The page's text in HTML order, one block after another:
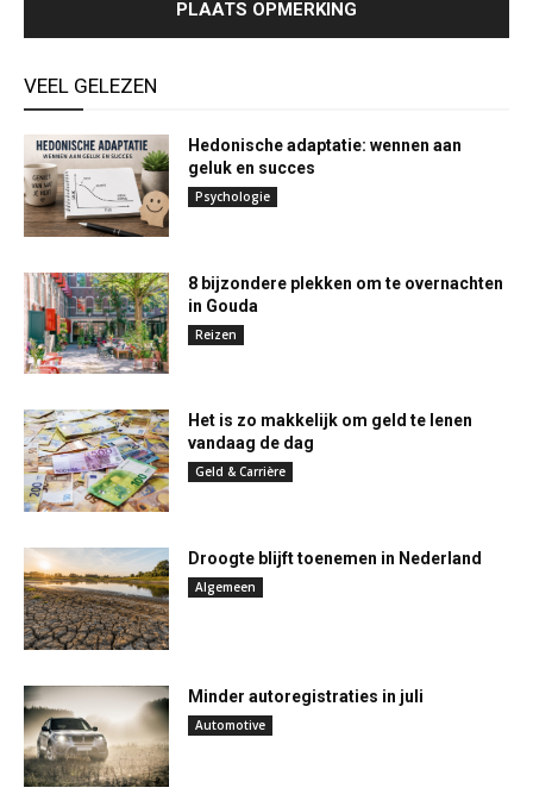
VEEL GELEZEN
Hedonische adaptatie: wennen aan
geluk en succes
Psychologie
8 bijzondere plekken om te overnachten
in Gouda
Reizen
Het is zo makkelijk om geld te lenen
vandaag de dag
Geld & Carrière
Droogte blijft toenemen in Nederland
Algemeen
Minder autoregistraties in juli
Automotive